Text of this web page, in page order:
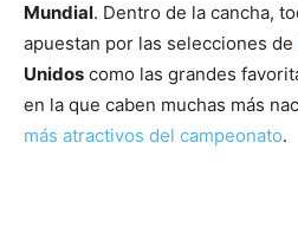
Mundial. Dentro de la cancha,
apuestan por las selecciones de
Unidos como las grandes
en la que caben muchas más
más atractivos del campeonato.